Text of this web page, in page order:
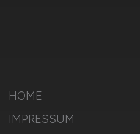
HOME
IMPRESSUM